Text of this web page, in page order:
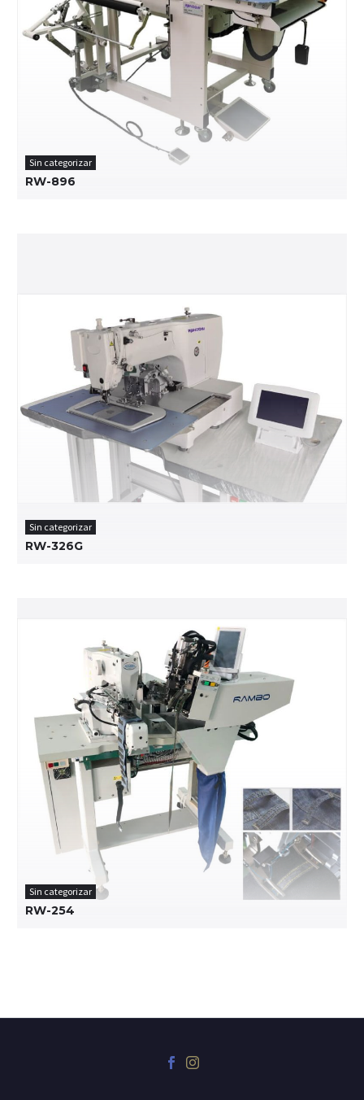
Sin categorizar
RW-896
Sin categorizar
RW-326G
Sin categorizar
RW-254